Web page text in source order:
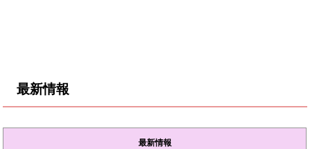
最新情報
最新情報